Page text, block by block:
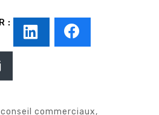
commerciaux,